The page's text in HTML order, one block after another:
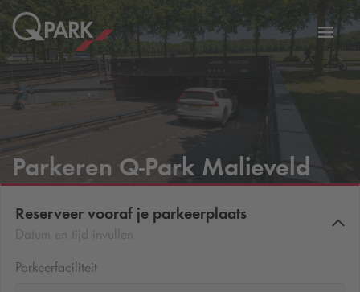
Parkeren Q-Park Malieveld
Reserveer vooraf je parkeerplaats
Parkeerfaciliteit